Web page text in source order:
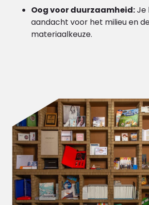
Oog voor duurzaamheid:Je
aandacht voor het milieu en
materiaalkeuze.